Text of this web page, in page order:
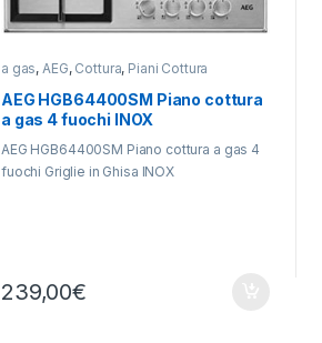
a gas,AEG, Cottura, Piani Cottura
AEG HGB64400SM Piano cottura
a gas 4 fuochi INOX
AEG HGB64400SM Piano cottura a gas 4
fuochi Griglie in Ghisa INOX
239,00€